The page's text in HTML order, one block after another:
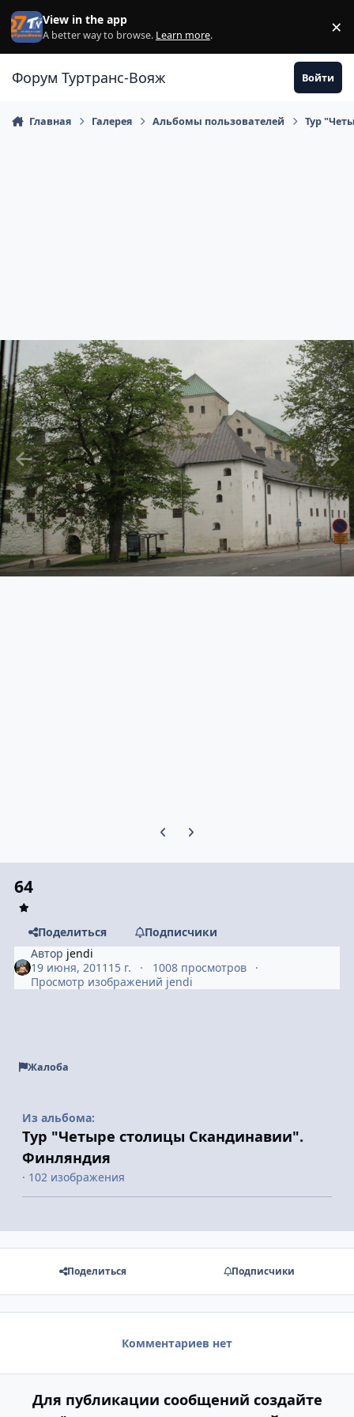
Перейти к содержанию
View in the app
A better way to browse. Learn more. ×
Форум Туртранс-Вояж Войти
Главная Галерея Альбомы пользователей Тур
Предыдущий слайд карусели
Следующий слайд карусели
64
Поделиться
Подписчики
Автор jendi
19 июня, 2011 15 г.
1008 просмотров
Просмотр изображений jendi
Жалоба
Из альбома:
Тур "Четыре столицы Скандинавии".
Финляндия
· 102 изображения
Поделиться Подписчики
Комментариев нет
Для публикации сообщений создайте